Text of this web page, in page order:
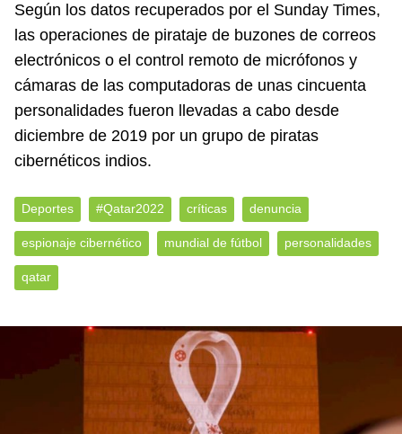
Según los datos recuperados por el Sunday Times,
las operaciones de pirataje de buzones de correos
electrónicos o el control remoto de micrófonos y
cámaras de las computadoras de unas cincuenta
personalidades fueron llevadas a cabo desde
diciembre de 2019 por un grupo de piratas
cibernéticos indios.
Deportes #Qatar2022 críticas denuncia
espionaje cibernético mundial de fútbol personalidades
qatar